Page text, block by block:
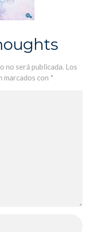
no será publicada. Los
marcados con *